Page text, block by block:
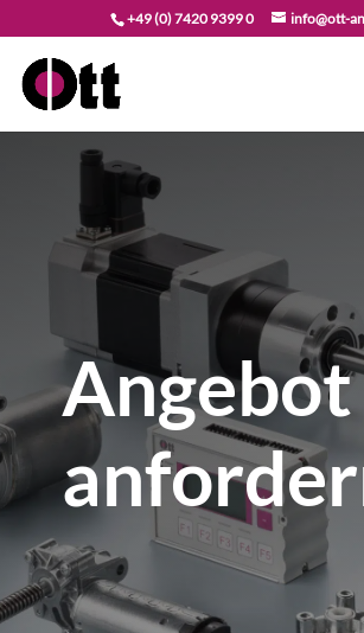
+49 (0) 7420 9399 0 info@ott-
Angebot